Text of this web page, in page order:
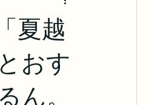
夏越
おす
ん。